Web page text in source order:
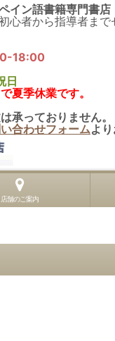
イン語書籍専門書店
者から指導者まで
18:00
日
夏季休業です。
承っておりません。
合わせフォームよ
店舗のご案内